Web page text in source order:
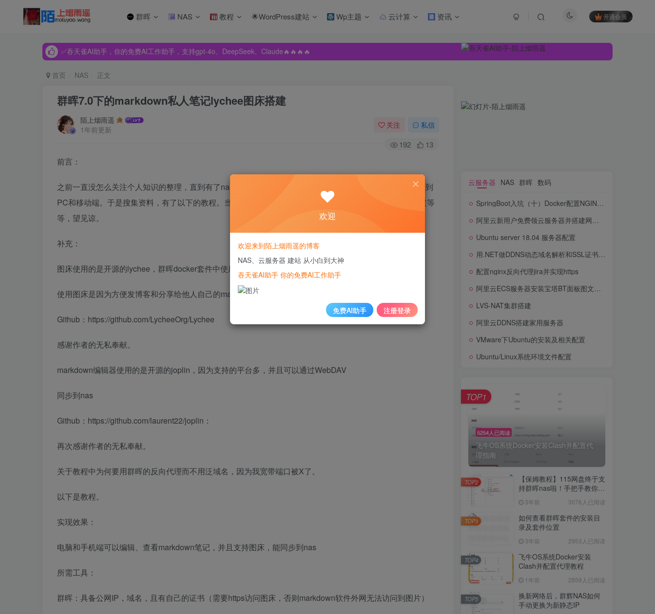
群晖 NAS 教程 🌟WordPress建站 Wp主题 云计算 资讯 开通会员
✅吞天雀AI助手，你的免费AI工作助手，支持gpt-4o、DeepSeek、Claude🔥🔥🔥🔥
✅吞天雀AI助手，你的免费AI工作助手，支持gpt-4o、DeepSeek、Claude🔥🔥🔥🔥
首页 NAS 正文
群晖7.0下的markdown私人笔记lychee图床搭建
陌上烟雨遥
1年前更新
关注 私信
192 13
前言：
之前一直没怎么关注个人知识的整理，直到有了nas，想着是否可以把自己的笔记通过存储在nas，进而同步到
PC和移动端。于是搜集资料，有了以下的教程。当然，本教程也有很多不足，不够详细，很多地方一笔带过等
等，望见谅。
补充：
图床使用的是开源的lychee，群晖docker套件中使用的也是官方提供的，请放心使用，
使用图床是因为方便发博客和分享给他人自己的markdown笔记。
Github：https://github.com/LycheeOrg/Lychee
感谢作者的无私奉献。
markdown编辑器使用的是开源的joplin，因为支持的平台多，并且可以通过WebDAV
同步到nas
Github：https://github.com/laurent22/joplin：
再次感谢作者的无私奉献。
关于教程中为何要用群晖的反向代理而不用泛域名，因为我宽带端口被X了。
以下是教程。
实现效果：
电脑和手机端可以编辑、查看markdown笔记，并且支持图床，能同步到nas
所需工具：
群晖：具备公网IP，域名，且有自己的证书（需要https访问图床，否则markdown软件外网无法访问到图片）
云服务器 NAS 群晖 数码
SpringBoot入坑（十）Docker配置NGINX容器+配置文件使用（反向代理）
阿里云新用户免费领云服务器并搭建网站教程分享（图文教程）
Ubuntu server 18.04 服务器配置
用.NET做DDNS动态域名解析和SSL证书申请
配置nginx反向代理jira并实现https
阿里云ECS服务器安装宝塔BT面板图文教程
LVS-NAT集群搭建
阿里云DDNS搭建家用服务器
VMware下Ubuntu的安装及相关配置
Ubuntu/Linux系统环境文件配置
5254人已阅读
飞牛OS系统Docker安装Clash并配置代
理指南
TOP1
【保姆教程】115网盘终于支
持群晖nas啦！手把手教你群
盘！3年前 3076人已阅读
TOP2
如何查看群晖套件的安装目
录及套件位置
3年前 2953人已阅读
TOP3
飞牛OS系统Docker安装
Clash并配置代理教程
1年前 2859人已阅读
TOP4
换新网络后，群辉NAS如何
手动更换为新静态IP
TOP5
云服务器 NAS 群晖 数码
5254人已阅读
飞牛OS系统Docker安装Clash并配置代
理指南
TOP1
【保姆教程】115网盘终于支
持群晖nas啦！手把手教你群
晖NAS-docker安装115网
盘！3年前
如何查看群晖套件的安装目
录及套件位置
3年前 2953人已阅读
飞牛OS系统Docker安装
Clash并配置代理教程
1年前 2859人已阅读
欢迎
欢迎来到陌上烟雨遥的博客
NAS、云服务器 建站 从小白到大神
吞天雀AI助手 你的免费AI工作助手
免费AI助手 注册登录